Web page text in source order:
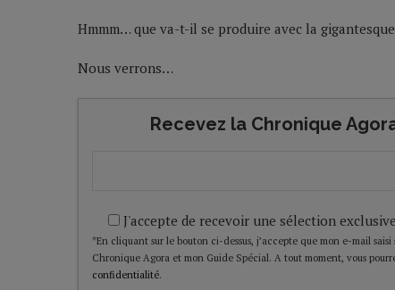
Hmmm… que va-t-il se produire avec la
Nous verrons…
Recevez la Chronique
J'accepte de recevoir une sélection
*En cliquant sur le bouton ci-dessus, j’accepte que mon e-mail
Chronique Agora et mon Guide Spécial. A tout moment, vous
confidentialité.